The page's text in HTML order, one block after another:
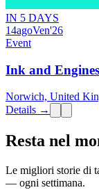
IN 5 DAYS
14agoVen'26
Event
Ink and
Norwich, United
Details →
Resta nel
Le migliori storie di
— ogni settimana.